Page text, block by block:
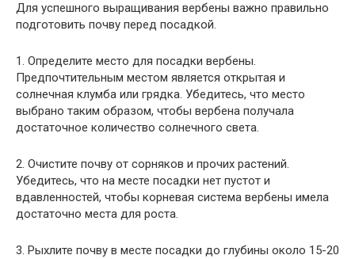
Для успешного выращивания вербены важно правильно
подготовить почву перед посадкой.
1. Определите место для посадки вербены.
Предпочтительным местом является открытая и
солнечная клумба или грядка. Убедитесь, что место
выбрано таким образом, чтобы вербена получала
достаточное количество солнечного света.
2. Очистите почву от сорняков и прочих растений.
Убедитесь, что на месте посадки нет пустот и
вдавленностей, чтобы корневая система вербены имела
достаточно места для роста.
3. Рыхлите почву в месте посадки до глубины около 15-20